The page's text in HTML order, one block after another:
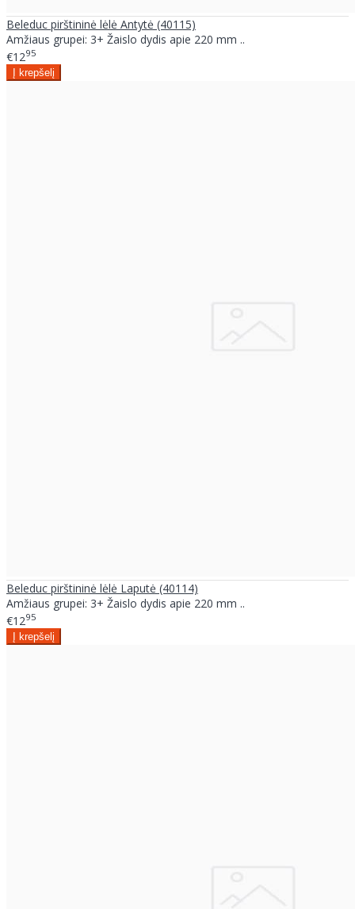
Beleduc pirštininė lėlė Antytė (40115)
Amžiaus grupei: 3+ Žaislo dydis apie 220 mm ..
€1295
Beleduc pirštininė lėlė Laputė (40114)
Amžiaus grupei: 3+ Žaislo dydis apie 220 mm ..
€1295